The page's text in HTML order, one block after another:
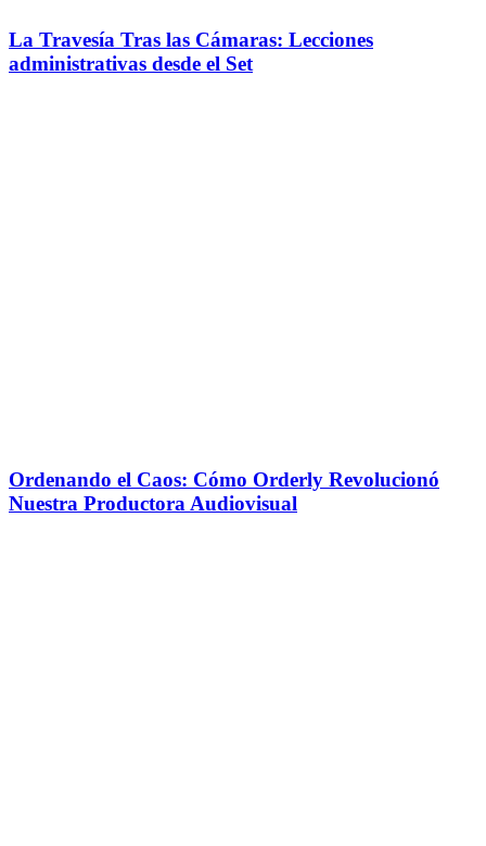
La Travesía Tras las Cámaras: Lecciones
administrativas desde el Set
Ordenando el Caos: Cómo Orderly Revolucionó
Nuestra Productora Audiovisual